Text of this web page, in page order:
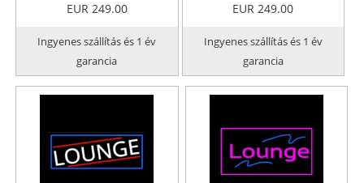
EUR 249.00
Ingyenes szállítás és 1 év
garancia
EUR 249.00
Ingyenes szállítás és 1 év
garancia